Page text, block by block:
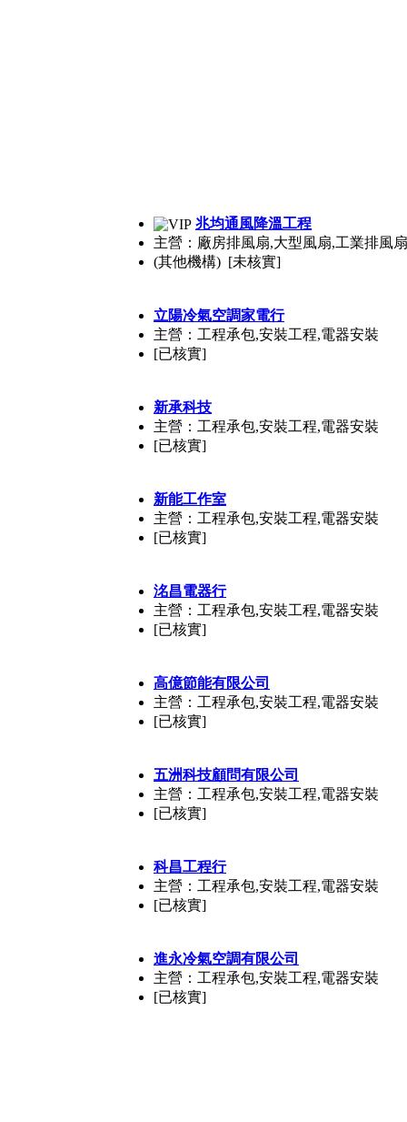
兆均通風降溫工程
主營：廠房排風扇,大型風扇,工業排風
(其他機構) [未核實]
立陽冷氣空調家電行
主營：工程承包,安裝工程,電器安裝
[已核實]
新承科技
主營：工程承包,安裝工程,電器安裝
[已核實]
新能工作室
主營：工程承包,安裝工程,電器安裝
[已核實]
洺昌電器行
主營：工程承包,安裝工程,電器安裝
[已核實]
高億節能有限公司
主營：工程承包,安裝工程,電器安裝
[已核實]
五洲科技顧問有限公司
主營：工程承包,安裝工程,電器安裝
[已核實]
科昌工程行
主營：工程承包,安裝工程,電器安裝
[已核實]
進永冷氣空調有限公司
主營：工程承包,安裝工程,電器安裝
[已核實]